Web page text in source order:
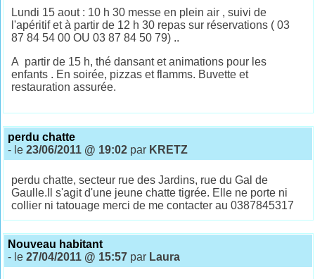
Lundi 15 aout : 10 h 30 messe en plein air , suivi de
l'apéritif et à partir de 12 h 30 repas sur réservations ( 03
87 84 54 00 OU 03 87 84 50 79) ..
A partir de 15 h, thé dansant et animations pour les
enfants . En soirée, pizzas et flamms. Buvette et
restauration assurée.
perdu chatte
- le23/06/2011 @ 19:02 par KRETZ
perdu chatte, secteur rue des Jardins, rue du Gal de
Gaulle.Il s'agit d'une jeune chatte tigrée. Elle ne porte ni
collier ni tatouage merci de me contacter au 0387845317
Nouveau habitant
- le27/04/2011 @ 15:57 par Laura